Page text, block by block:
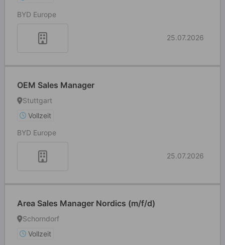
BYD Europe
25.07.2026
OEM Sales Manager
Stuttgart
Vollzeit
BYD Europe
25.07.2026
Area Sales Manager Nordics (m/f/d)
Schorndorf
Vollzeit